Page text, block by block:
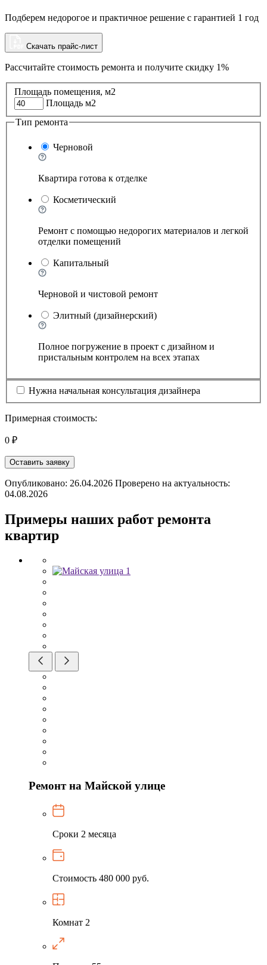
Подберем недорогое и практичное решение с гарантией 1 год
Скачать прайс-лист
Рассчитайте стоимость ремонта и получите скидку 1%
Площадь помещения, м2
Площадь м2
Тип ремонта
Черновой
Квартира готова к отделке
Косметический
Ремонт с помощью недорогих материалов и легкой
отделки помещений
Капитальный
Черновой и чистовой ремонт
Элитный (дизайнерский)
Полное погружение в проект с дизайном и
пристальным контролем на всех этапах
Нужна начальная консультация дизайнера
Примерная стоимость:
0 ₽
Оставить заявку
Опубликовано: 26.04.2026 Проверено на актуальность:
04.08.2026
Примеры наших работ ремонта
квартир
Ремонт на Майской улице
Сроки 2 месяца
Стоимость 480 000 руб.
Комнат 2